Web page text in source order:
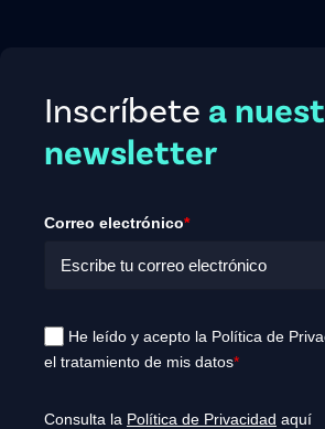
Inscríbete a
newsletter
Correo electrónico*
He leído y acepto la Política de
el tratamiento de mis datos*
Consulta la Política de Privacidad aquí